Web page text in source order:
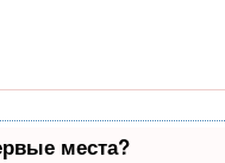
места?